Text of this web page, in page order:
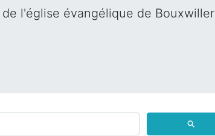
l'église évangélique de Bouxwiller
⚲